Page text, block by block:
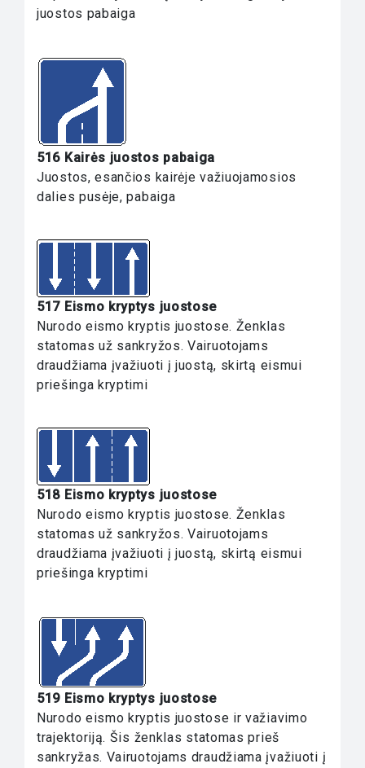
juostos pabaiga
516 Kairės juostos pabaiga
Juostos, esančios kairėje važiuojamosios
dalies pusėje, pabaiga
517 Eismo kryptys juostose
Nurodo eismo kryptis juostose. Ženklas
statomas už sankryžos. Vairuotojams
draudžiama įvažiuoti į juostą, skirtą eismui
priešinga kryptimi
518 Eismo kryptys juostose
Nurodo eismo kryptis juostose. Ženklas
statomas už sankryžos. Vairuotojams
draudžiama įvažiuoti į juostą, skirtą eismui
priešinga kryptimi
519 Eismo kryptys juostose
Nurodo eismo kryptis juostose ir važiavimo
trajektoriją. Šis ženklas statomas prieš
sankryžas. Vairuotojams draudžiama įvažiuoti į